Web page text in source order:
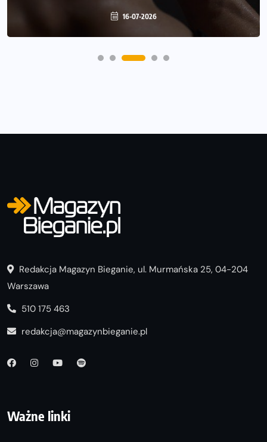
16-07-2026
16-07-2026
Redakcja Magazyn Bieganie, ul. Murmańska 25, 04-204
Warszawa
510 175 463
redakcja@magazynbieganie.pl
Ważne linki